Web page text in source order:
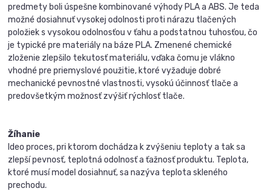
predmety boli úspešne kombinované výhody PLA a ABS. Je teda
možné dosiahnuť vysokej odolnosti proti nárazu tlačených
položiek s vysokou odolnosťou v ťahu a podstatnou tuhosťou, čo
je typické pre materiály na báze PLA. Zmenené chemické
zloženie zlepšilo tekutosť materiálu, vďaka čomu je vlákno
vhodné pre priemyslové použitie, ktoré vyžaduje dobré
mechanické pevnostné vlastnosti, vysokú účinnosť tlače a
predovšetkým možnosť zvýšiť rýchlosť tlače.
Žíhanie
Ideo proces, pri ktorom dochádza k zvýšeniu teploty a tak sa
zlepší pevnosť, teplotná odolnosť a ťažnosť produktu. Teplota,
ktoré musí model dosiahnuť, sa nazýva teplota skleného
prechodu.